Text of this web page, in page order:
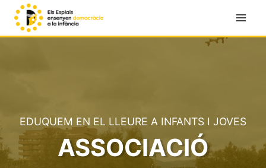
Vés
contingut
EDUQUEM EN EL LLEURE A INFANTS I JOVES
ASSOCIACIÓ